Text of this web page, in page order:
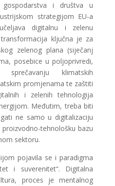
gospodarstva i društva u
strategijom EU-a
digitalnu i zelenu
ključna je za
zelenog plana (siječanj
posebice u poljoprivredi,
sprečavanju klimatskih
promjenama te zaštiti
i zelenih tehnologija
Međutim, treba biti
ne samo u digitalizaciju
tehnološku bazu
sektoru.
pojavila se i paradigma
i suverenitet“. Digitalna
proces je mentalnog